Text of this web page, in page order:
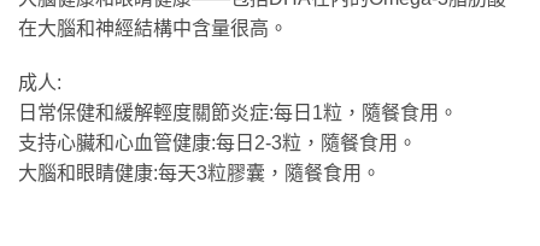
在大腦和神經結構中含量很高。
成人:
日常保健和緩解輕度關節炎症:每日1粒，隨餐食用。
支持心臟和心血管健康:每日2-3粒，隨餐食用。
大腦和眼睛健康:每天3粒膠囊，隨餐食用。